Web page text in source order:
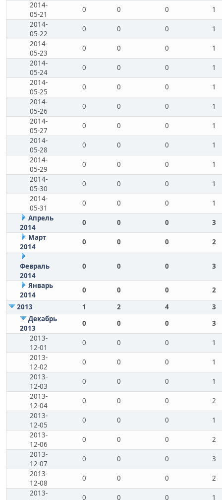
2014-
05-21
0 0 0
1
2014-
05-22
0 0 0
1
2014-
05-23
0 0 0
1
2014-
05-24
0 0 0
1
2014-
05-25
0 0 0
1
2014-
05-26
0 0 0
1
2014-
05-27
0 0 0
1
2014-
05-28
0 0 0
1
2014-
05-29
0 0 0
1
2014-
05-30
0 0 0
1
2014-
05-31
0 0 0
1
Апрель
2014
0 0 0
3
Март
2014
0 0 0 2
Февраль
2014
0 0 0 3
Январь
2014
0 0 0
2
2013
1 2 4
3
Декабрь
2013
0 0 0
3
2013-
12-01
0 0 0
1
2013-
12-02
0 0 0
1
2013-
12-03
0 0 0
1
2013-
12-04
0 0 0
2
2013-
12-05
0 0 0
1
2013-
12-06
0 0 0
2
2013-
12-07
0 0 0
3
2013-
12-08
0 0 0
2
2013-
0 0 0
1